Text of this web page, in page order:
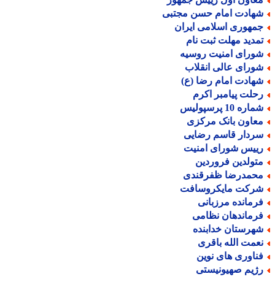
امام حسن مجتبی
اسلامی ایران
مهلت ثبت نام
امنیت روسیه
عالی انقلاب
امام رضا (ع)
پیامبر اکرم
10 پرسپولیس
بانک مرکزی
قاسم رضایی
شورای امنیت
فروردین
ظفرقندی
مایکروسافت
مرزبانی
نظامی
خدابنده
الله باقری
های نوین
صهیونیستی